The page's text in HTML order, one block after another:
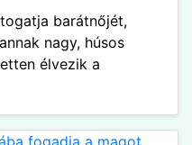
barátnőjét,
nagy, húsos
élvezik a